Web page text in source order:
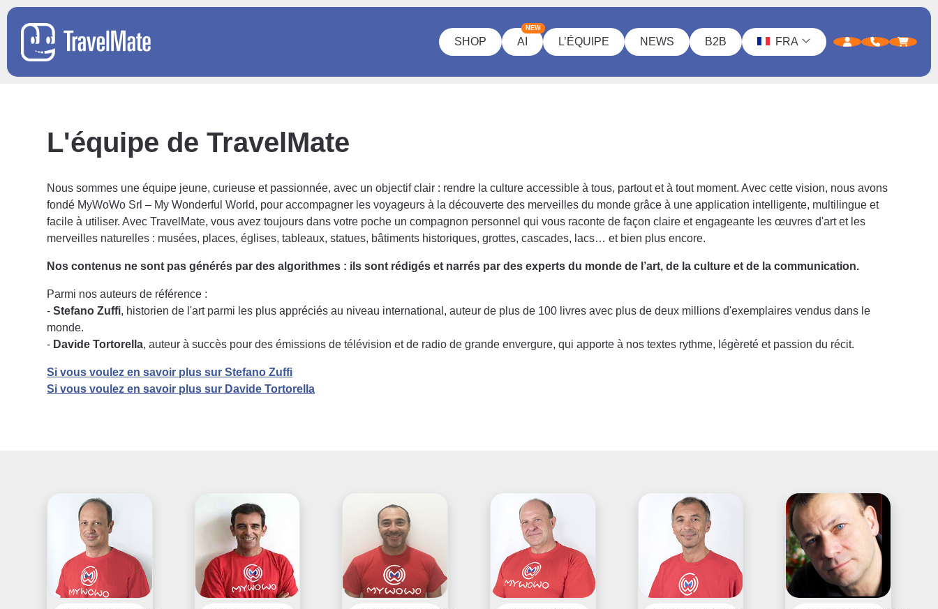
SHOP AI
NEW
L’ÉQUIPE NEWS B2B FRA
L'équipe de TravelMate
Nous sommes une équipe jeune, curieuse et passionnée, avec un objectif clair : rendre la culture accessible à tous, partout et à tout moment. Avec cette vision, nous avons
fondé MyWoWo Srl – My Wonderful World, pour accompagner les voyageurs à la découverte des merveilles du monde grâce à une application intelligente, multilingue et
facile à utiliser. Avec TravelMate, vous avez toujours dans votre poche un compagnon personnel qui vous raconte de façon claire et engageante les œuvres d'art et les
merveilles naturelles : musées, places, églises, tableaux, statues, bâtiments historiques, grottes, cascades, lacs… et bien plus encore.
Nos contenus ne sont pas générés par des algorithmes : ils sont rédigés et narrés par des experts du monde de l’art, de la culture et de la communication.
Parmi nos auteurs de référence :
-Stefano Zuffi, historien de l'art parmi les plus appréciés au niveau international, auteur de plus de 100 livres avec plus de deux millions d'exemplaires vendus dans le
monde.
- Davide Tortorella, auteur à succès pour des émissions de télévision et de radio de grande envergure, qui apporte à nos textes rythme, légèreté et passion du récit.
Si vous voulez en savoir plus sur Stefano Zuffi
Si vous voulez en savoir plus sur Davide Tortorella